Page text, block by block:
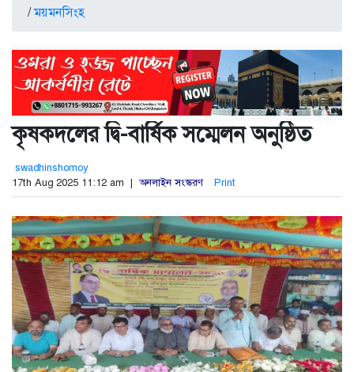
/ময়মনসিংহ
কৃষকদলের দ্বি-বার্ষিক সম্মেলন অনুষ্ঠিত
swadhinshomoy
17th Aug 2025 11:12 am | অনলাইন সংস্করণ Print